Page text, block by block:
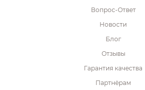
Вопрос-Ответ
Новости
Блог
Отзывы
Гарантия качества
Партнёрам